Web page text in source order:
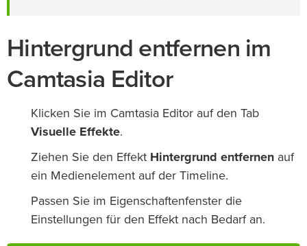
Hintergrund entfernen im
Camtasia Editor
Klicken Sie im Camtasia Editor auf den Tab
Visuelle Effekte.
Ziehen Sie den Effekt Hintergrund entfernen auf
ein Medienelement auf der Timeline.
Passen Sie im Eigenschaftenfenster die
Einstellungen für den Effekt nach Bedarf an.